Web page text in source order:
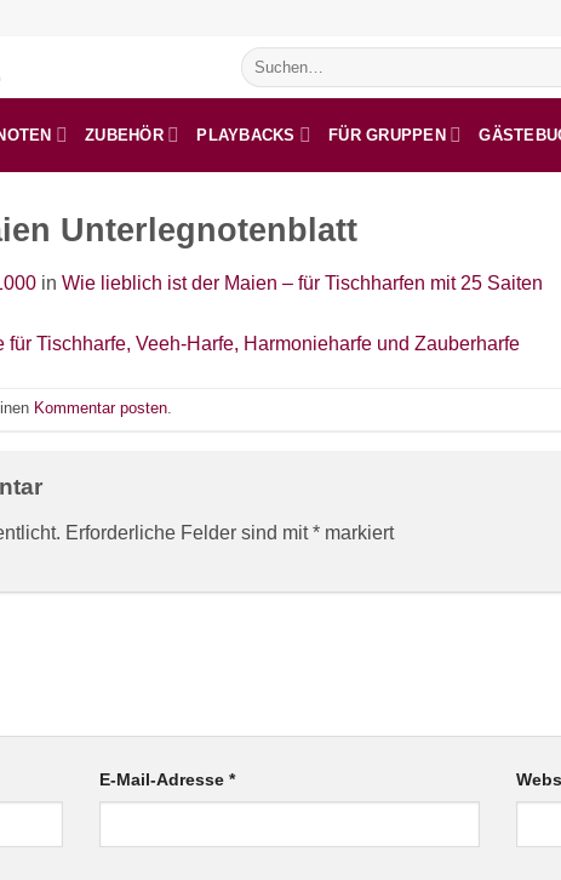
Suchen
nach:
ZUBEHÖR PLAYBACKS FÜR GRUPPEN
Unterlegnotenblatt
in Wie lieblich ist der Maien – für Tischharfen mit 25 Saiten
Kommentar posten.
Erforderliche Felder sind mit* markiert
E-Mail-Adresse*